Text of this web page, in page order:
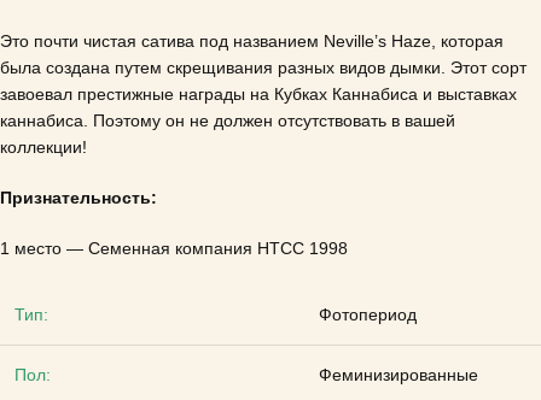
Это почти чистая сатива под названием Neville’s Haze, которая
была создана путем скрещивания разных видов дымки. Этот сорт
завоевал престижные награды на Кубках Каннабиса и выставках
каннабиса. Поэтому он не должен отсутствовать в вашей
коллекции!
Признательность:
1 место — Семенная компания HTCC 1998
Тип: Фотопериод
Пол: Феминизированные